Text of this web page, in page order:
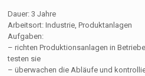
Dauer: 3 Jahre
Arbeitsort: Industrie, Produktanlagen
Aufgaben:
– richten Produktionsanlagen in
testen sie
– überwachen die Abläufe und